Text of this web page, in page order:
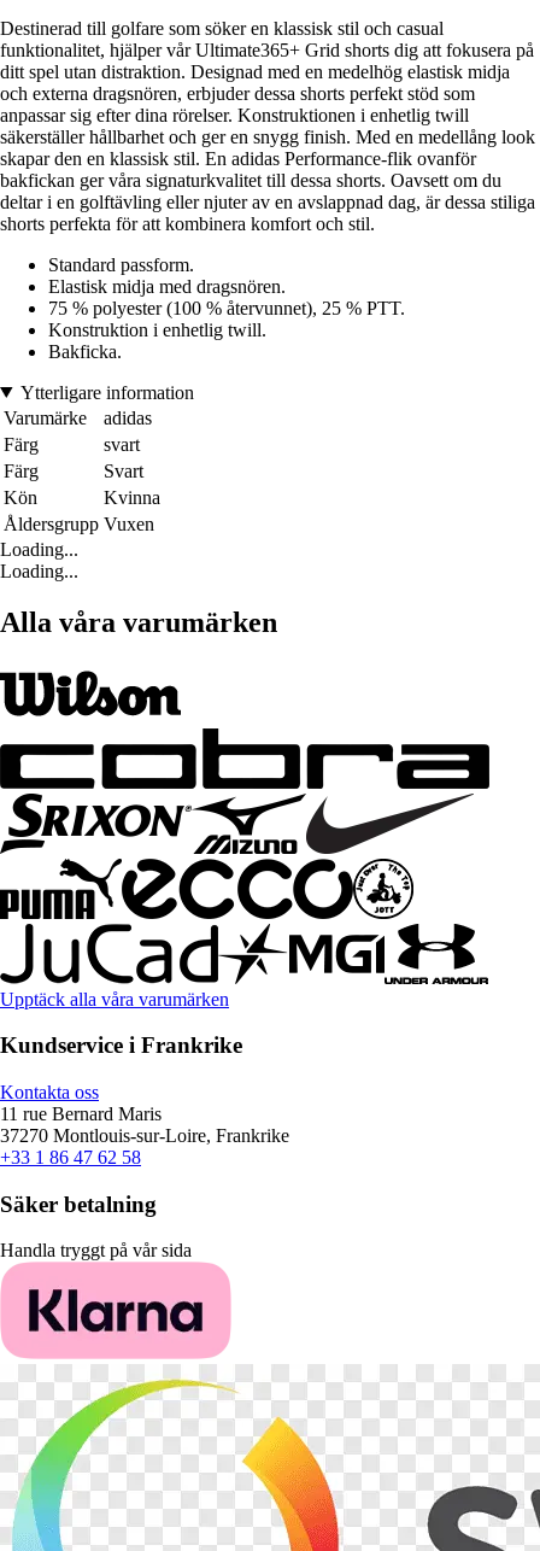
Destinerad till golfare som söker en klassisk stil och casual
funktionalitet, hjälper vår Ultimate365+ Grid shorts dig att fokusera på
ditt spel utan distraktion. Designad med en medelhög elastisk midja
och externa dragsnören, erbjuder dessa shorts perfekt stöd som
anpassar sig efter dina rörelser. Konstruktionen i enhetlig twill
säkerställer hållbarhet och ger en snygg finish. Med en medellång look
skapar den en klassisk stil. En adidas Performance-flik ovanför
bakfickan ger våra signaturkvalitet till dessa shorts. Oavsett om du
deltar i en golftävling eller njuter av en avslappnad dag, är dessa stiliga
shorts perfekta för att kombinera komfort och stil.
Standard passform.
Elastisk midja med dragsnören.
75 % polyester (100 % återvunnet), 25 % PTT.
Konstruktion i enhetlig twill.
Bakficka.
Ytterligare information
Varumärke
adidas
Färg
svart
Färg
Svart
Kön
Kvinna
Åldersgrupp Vuxen
Loading...
Loading...
Alla våra varumärken
Upptäck alla våra varumärken
Kundservice i Frankrike
Kontakta oss
11 rue Bernard Maris
37270 Montlouis-sur-Loire, Frankrike
+33 1 86 47 62 58
Säker betalning
Handla tryggt på vår sida